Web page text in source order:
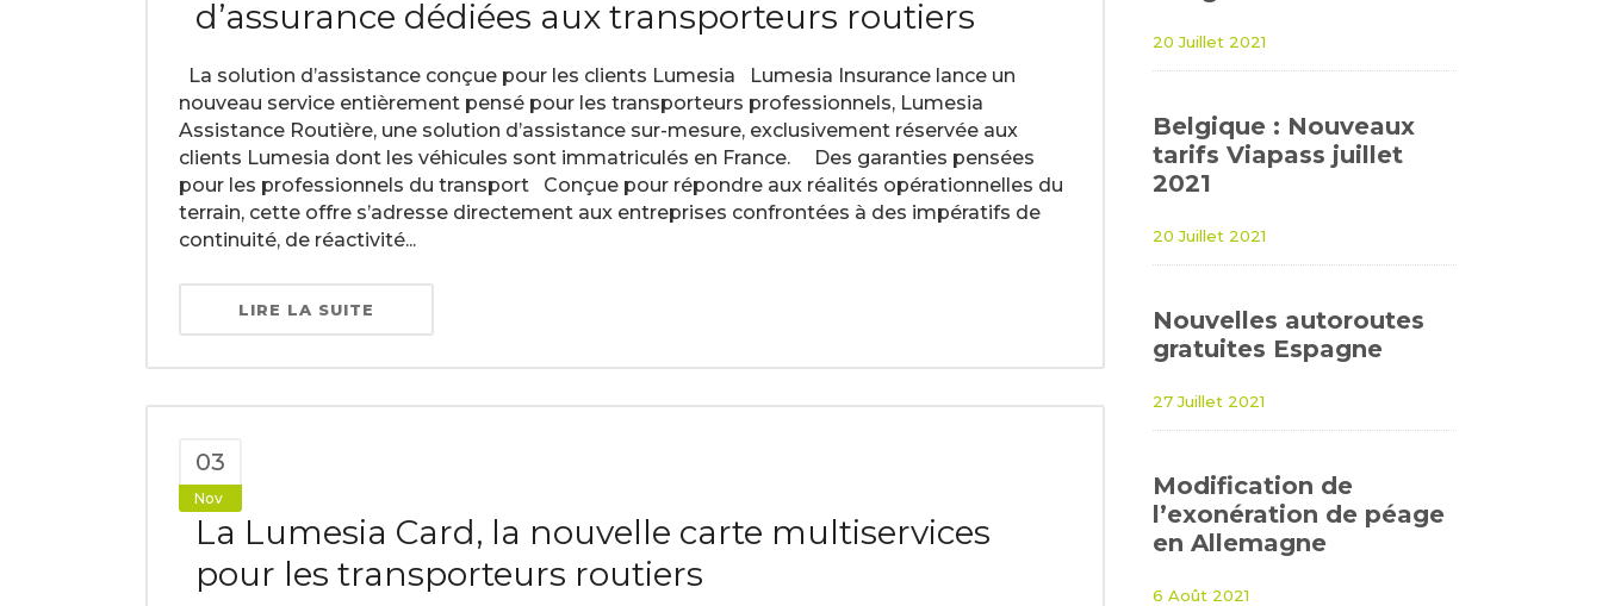
d’assurance dédiées aux transporteurs routiers
La solution d’assistance conçue pour les clients Lumesia Lumesia Insurance lance un
nouveau service entièrement pensé pour les transporteurs professionnels, Lumesia
Assistance Routière, une solution d’assistance sur-mesure, exclusivement réservée aux
clients Lumesia dont les véhicules sont immatriculés en France. Des garanties pensées
pour les professionnels du transport Conçue pour répondre aux réalités opérationnelles du
terrain, cette offre s’adresse directement aux entreprises confrontées à des impératifs de
continuité, de réactivité...
LIRE LA SUITE
03
Nov
La Lumesia Card, la nouvelle carte multiservices
pour les transporteurs routiers
20 Juillet 2021
Belgique : Nouveaux
tarifs Viapass juillet
2021
20 Juillet 2021
Nouvelles autoroutes
gratuites Espagne
27 Juillet 2021
Modification de
l’exonération de péage
en Allemagne
6 Août 2021